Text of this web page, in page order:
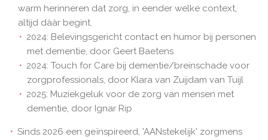
warm herinneren dat zorg, in eender welke context,
altijd dààr begint.
2024: Belevingsgericht contact en humor bij personen
met dementie, door Geert Baetens
2024: Touch for Care bij dementie/breinschade voor
zorgprofessionals, door Klara van Zuijdam van Tuijl
2025: Muziekgeluk voor de zorg van mensen met
dementie, door Ignar Rip
Sinds 2026 een geïnspireerd, 'AANstekelijk' zorgmens